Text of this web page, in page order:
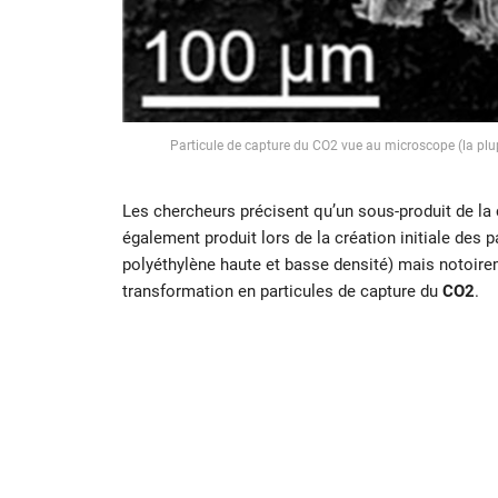
Particule de capture du CO2 vue au microscope (la
Les chercheurs précisent qu’un sous-produit de
également produit lors de la création initiale des
polyéthylène haute et basse densité) mais
transformation en particules de capture du CO2.